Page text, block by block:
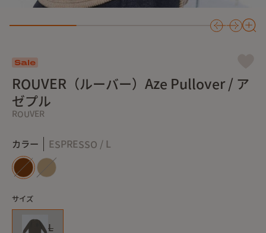
Sale
ROUVER（ルーバー）Aze Pullover / ア
ゼプル
ROUVER
カラー ESPRESSO / L
サイズ
L